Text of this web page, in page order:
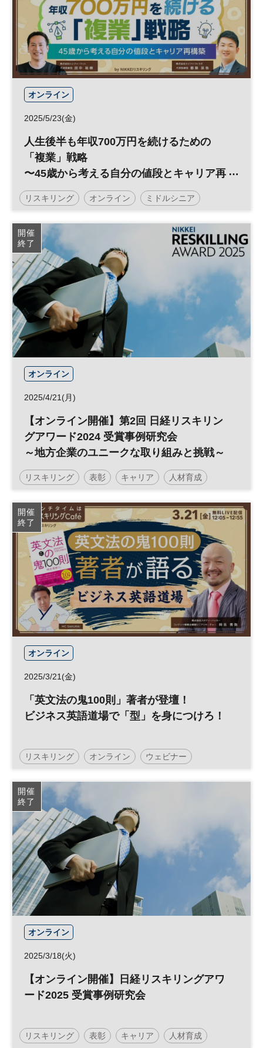
オンライン
2025/5/23(金)
人生後半も年収700万円を続けるための
「複業」戦略
〜45歳から考える自分の値段とキャリア再
構築～
リスキリング オンライン ミドルシニア
ウェビナー スキルアップ キャリア 働き方
副業 参加無料
開催
終了
オンライン
2025/4/21(月)
【オンライン開催】第2回 日経リスキリン
グアワード2024 受賞事例研究会
～地方企業のユニークな取り組みと挑戦～
リスキリング 表彰 キャリア 人材育成
参加無料
開催
終了
オンライン
2025/3/21(金)
「英文法の鬼100則」著者が登壇！
ビジネス英語道場で「型」を身につけろ！
リスキリング オンライン ウェビナー
スキルアップ キャリア 英語
参加無料
開催
終了
オンライン
2025/3/18(火)
【オンライン開催】日経リスキリングアワ
ード2025 受賞事例研究会
リスキリング 表彰 キャリア 人材育成